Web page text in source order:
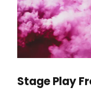
Stage Play